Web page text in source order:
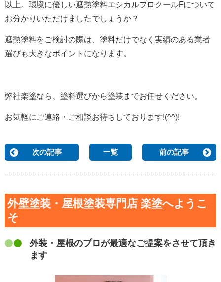
以上。環境に優しい遮熱塗料エシカルプロクールFについて
お分かりいただけましたでしょうか？
遮熱塗料をご検討の際は、塗料だけでなく実績のある業者
選びも大きなポイントになります。
弊社楽塗なら、塗料選びから塗装までお任せください。
お気軽にご連絡・ご相談お待ちしております!(^^)!
次の記事 一覧 前の記事
外壁塗装・屋根塗装専門店 楽塗へようこ
そ
外装・屋根のプロが最適なご提案をさせて頂き
ます